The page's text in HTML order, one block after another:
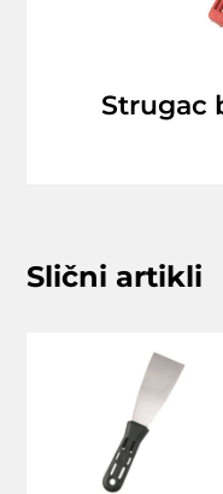
Strugac
Slični artikli